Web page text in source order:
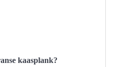
kaasplank?